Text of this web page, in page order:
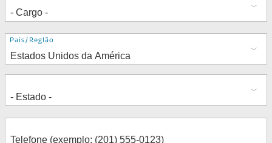
Endereço
País/Região